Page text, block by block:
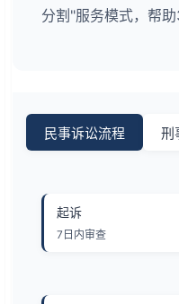
分割"服务模式，帮
民事诉讼流程 刑
起诉
7日内审查